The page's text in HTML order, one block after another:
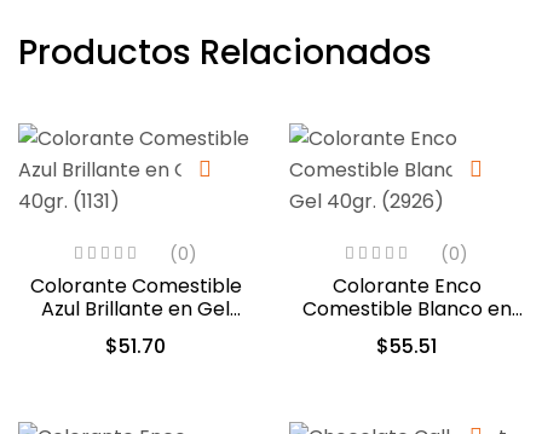
Productos Relacionados
(0)
Colorante Comestible
Azul Brillante en Gel
40gr. (1131)
$51.70
(0)
Colorante Enco
Comestible Blanco en
Gel 40gr. (2926)
$55.51